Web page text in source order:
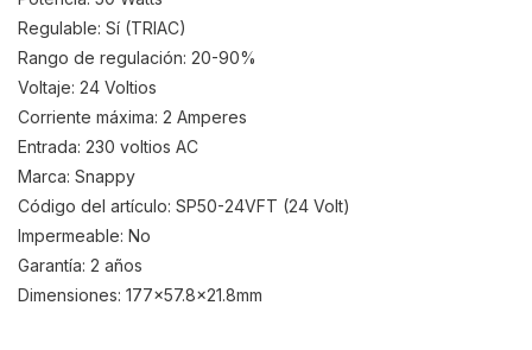
Regulable: Sí (TRIAC)
Rango de regulación: 20-90%
Voltaje: 24 Voltios
Corriente máxima: 2 Amperes
Entrada: 230 voltios AC
Marca: Snappy
Código del artículo: SP50-24VFT (24 Volt)
Impermeable: No
Garantía: 2 años
Dimensiones: 177×57.8×21.8mm